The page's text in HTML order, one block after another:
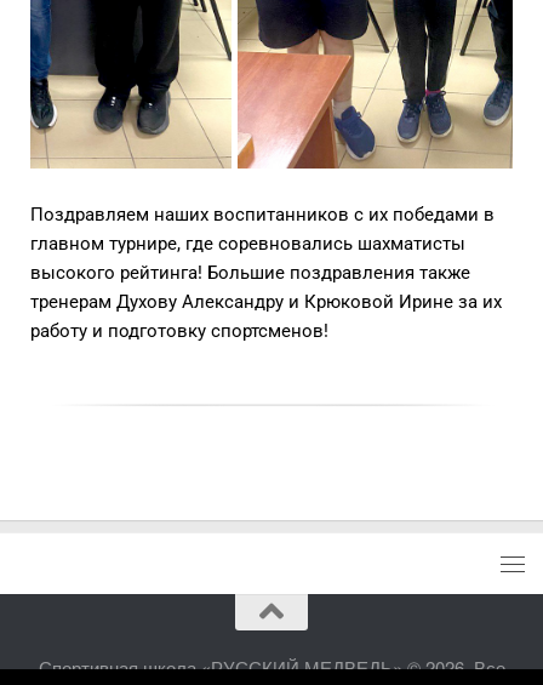
Поздравляем наших воспитанников с их победами в
главном турнире, где соревновались шахматисты
высокого рейтинга! Большие поздравления также
тренерам Духову Александру и Крюковой Ирине за их
работу и подготовку спортсменов!
Спортивная школа «РУССКИЙ МЕДВЕДЬ» © 2026. Все